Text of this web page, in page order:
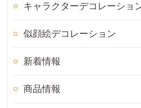
キャラクターデコレーショ
似顔絵デコレーション
新着情報
商品情報